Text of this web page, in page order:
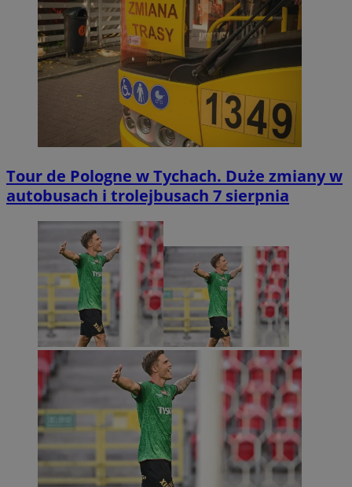
Tour de Pologne w Tychach. Duże zmiany w
autobusach i trolejbusach 7 sierpnia